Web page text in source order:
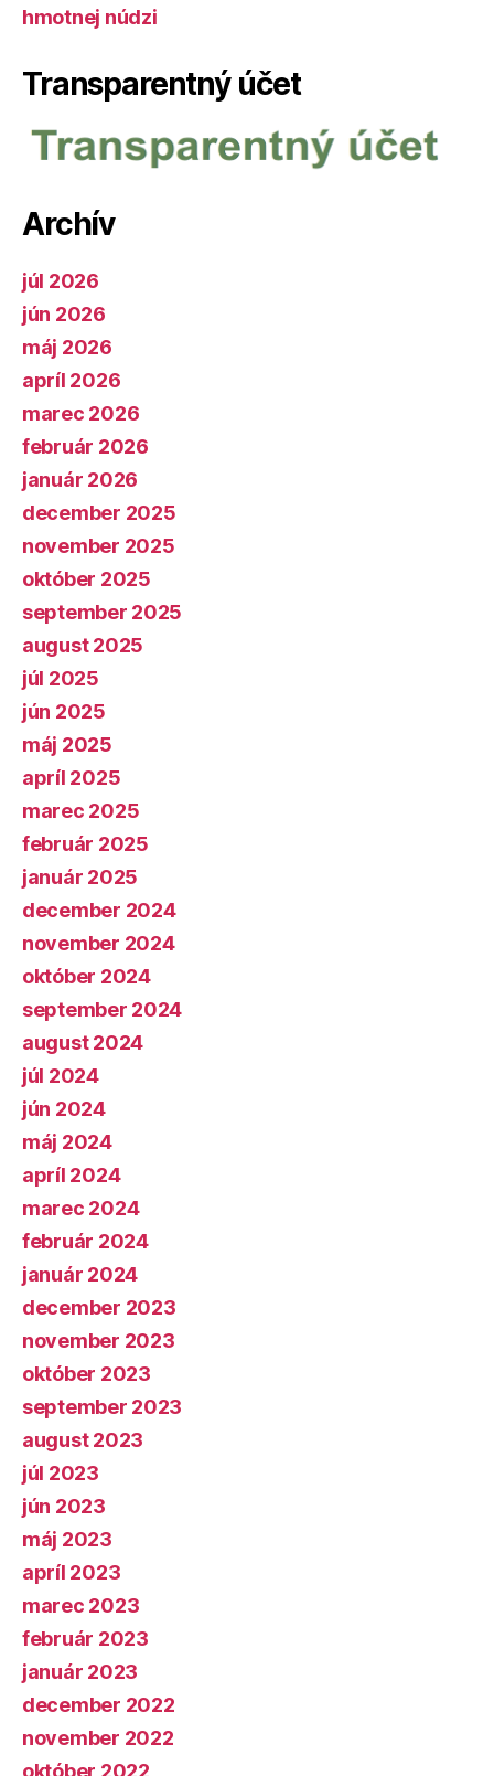
hmotnej núdzi
Transparentný účet
Archív
júl 2026
jún 2026
máj 2026
apríl 2026
marec 2026
február 2026
január 2026
december 2025
november 2025
október 2025
september 2025
august 2025
júl 2025
jún 2025
máj 2025
apríl 2025
marec 2025
február 2025
január 2025
december 2024
november 2024
október 2024
september 2024
august 2024
júl 2024
jún 2024
máj 2024
apríl 2024
marec 2024
február 2024
január 2024
december 2023
november 2023
október 2023
september 2023
august 2023
júl 2023
jún 2023
máj 2023
apríl 2023
marec 2023
február 2023
január 2023
december 2022
november 2022
október 2022